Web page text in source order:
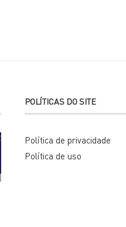
POLÍTICAS DO SITE
Política de privacidade
Política de uso